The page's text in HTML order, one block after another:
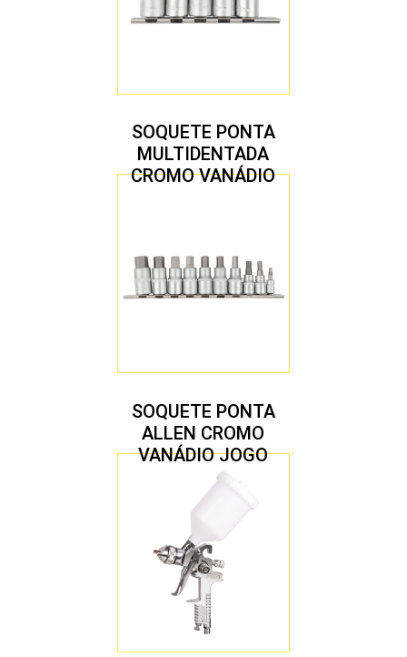
SOQUETE PONTA
MULTIDENTADA
CROMO VANÁDIO
SOQUETE PONTA
ALLEN CROMO
VANÁDIO JOGO
COM 10 PEÇAS